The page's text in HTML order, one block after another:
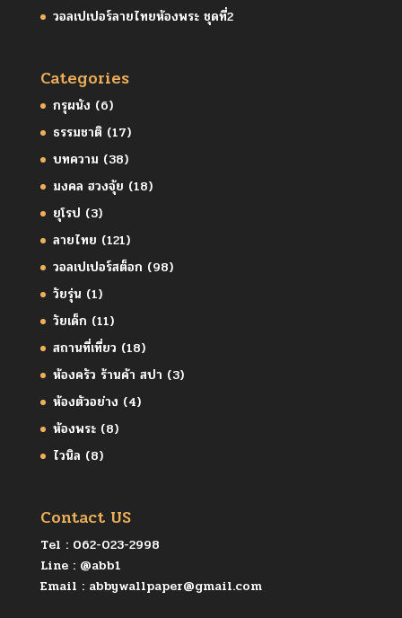
วอลเปเปอร์ลายไทยห้องพระ ชุดที่2
Categories
กรุผนัง (6)
ธรรมชาติ(17)
บทความ (38)
มงคล ฮวงจุ้ย (18)
ยุโรป (3)
ลายไทย (121)
วอลเปเปอร์สต็อก (98)
วัยรุ่น (1)
วัยเด็ก (11)
สถานที่เที่ยว (18)
ห้องครัว ร้านค้า สปา (3)
ห้องตัวอย่าง (4)
ห้องพระ(8)
ไวนิล (8)
Contact US
Tel : 062-023-2998
Line : @abb1
Email : abbywallpaper@gmail.com